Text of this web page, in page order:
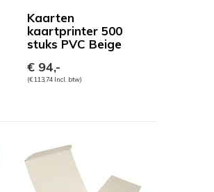
Kaarten
kaartprinter 500
stuks PVC Beige
€ 94,-
(€ 113,74 Incl. btw)